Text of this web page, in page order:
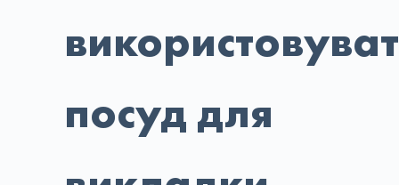
посуд для